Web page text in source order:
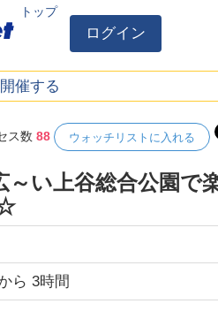
トップ
ログイン
催する
ス数88 ウォッチリストに入れる
い上谷総合公園で
ら3時間